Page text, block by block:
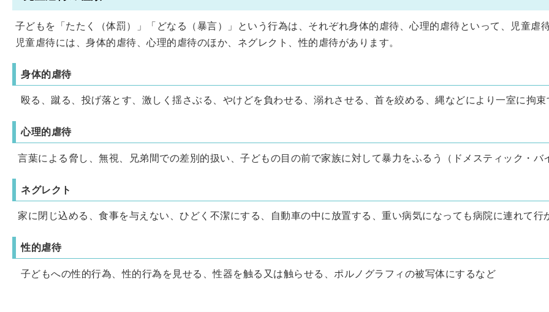
子どもを「たたく（体罰）」「どなる（暴言）」という行為は、それぞれ身体的虐待、心理的虐待といって、児童虐
児童虐待には、身体的虐待、心理的虐待のほか、ネグレクト、性的虐待があります。
身体的虐待
殴る、蹴る、投げ落とす、激しく揺さぶる、やけどを負わせる、溺れさせる、首を絞める、縄などにより一室に拘束
心理的虐待
言葉による脅し、無視、兄弟間での差別的扱い、子どもの目の前で家族に対して暴力をふるう（ドメスティック・バ
ネグレクト
家に閉じ込める、食事を与えない、ひどく不潔にする、自動車の中に放置する、重い病気になっても病院に連れて行
性的虐待
子どもへの性的行為、性的行為を見せる、性器を触る又は触らせる、ポルノグラフィの被写体にするなど